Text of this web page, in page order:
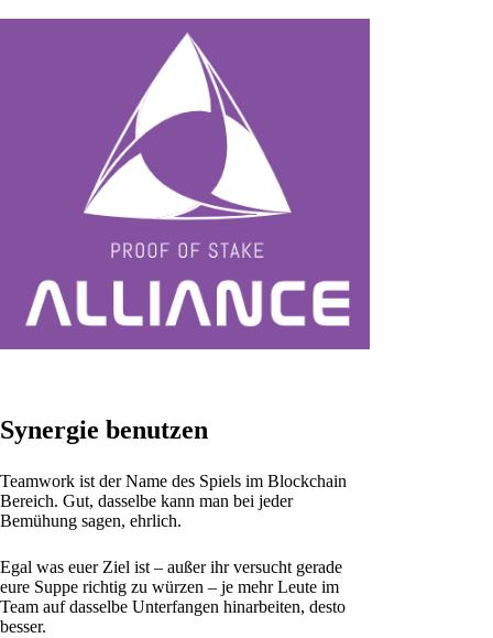
Synergie benutzen
Teamwork ist der Name des Spiels im Blockchain
Bereich. Gut, dasselbe kann man bei jeder
Bemühung sagen, ehrlich.
Egal was euer Ziel ist – außer ihr versucht gerade
eure Suppe richtig zu würzen – je mehr Leute im
Team auf dasselbe Unterfangen hinarbeiten, desto
besser.